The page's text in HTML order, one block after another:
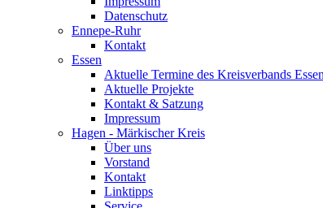
Datenschutz
Ennepe-Ruhr
Kontakt
Essen
Aktuelle Termine des Kreisverbands Essen
Aktuelle Projekte
Kontakt & Satzung
Impressum
Hagen - Märkischer Kreis
Über uns
Vorstand
Kontakt
Linktipps